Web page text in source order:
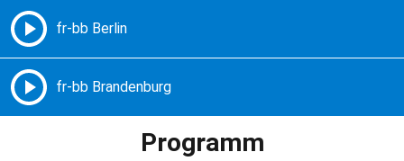
Freie Radios – Berlin Brandenburg
Programm